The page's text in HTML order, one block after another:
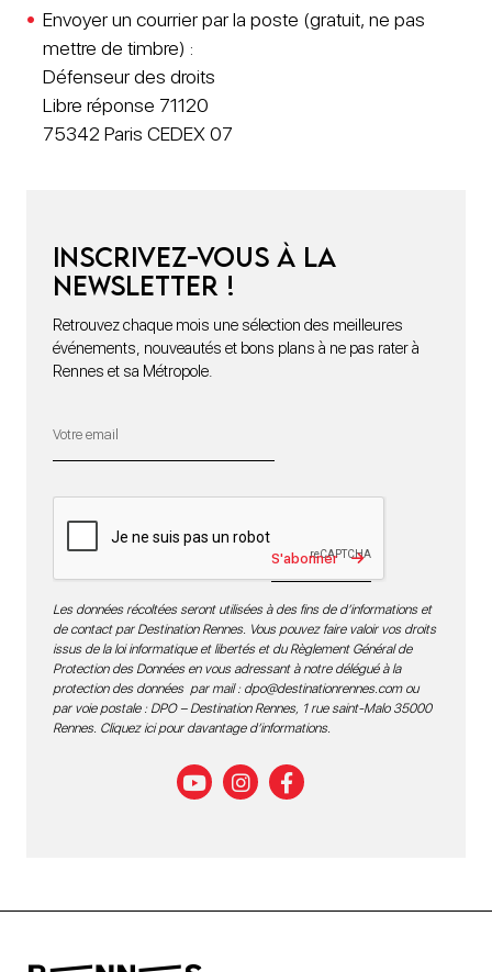
Envoyer un courrier par la poste (gratuit, ne pas
mettre de timbre) :
Défenseur des droits
Libre réponse 71120
75342 Paris CEDEX 07
Inscrivez-vous à la
newsletter !
Retrouvez chaque mois une sélection des meilleures
événements, nouveautés et bons plans à ne pas rater à
Rennes et sa Métropole.
S'abonner
Les données récoltées seront utilisées à des fins de d’informations et
de contact par Destination Rennes. Vous pouvez faire valoir vos droits
issus de la loi informatique et libertés et du Règlement Général de
Protection des Données en vous adressant à notre délégué à la
protection des données par mail : dpo@destinationrennes.comou
par voie postale : DPO – Destination Rennes, 1 rue saint-Malo 35000
Rennes. Cliquez ici pour davantage d’informations.